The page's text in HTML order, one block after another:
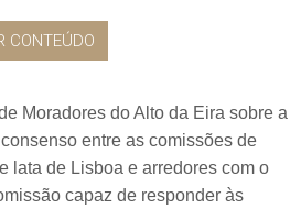
CONTEÚDO
Moradores do Alto da Eira sobre a
entre as comissões de
lata de Lisboa e arredores com o
capaz de responder às